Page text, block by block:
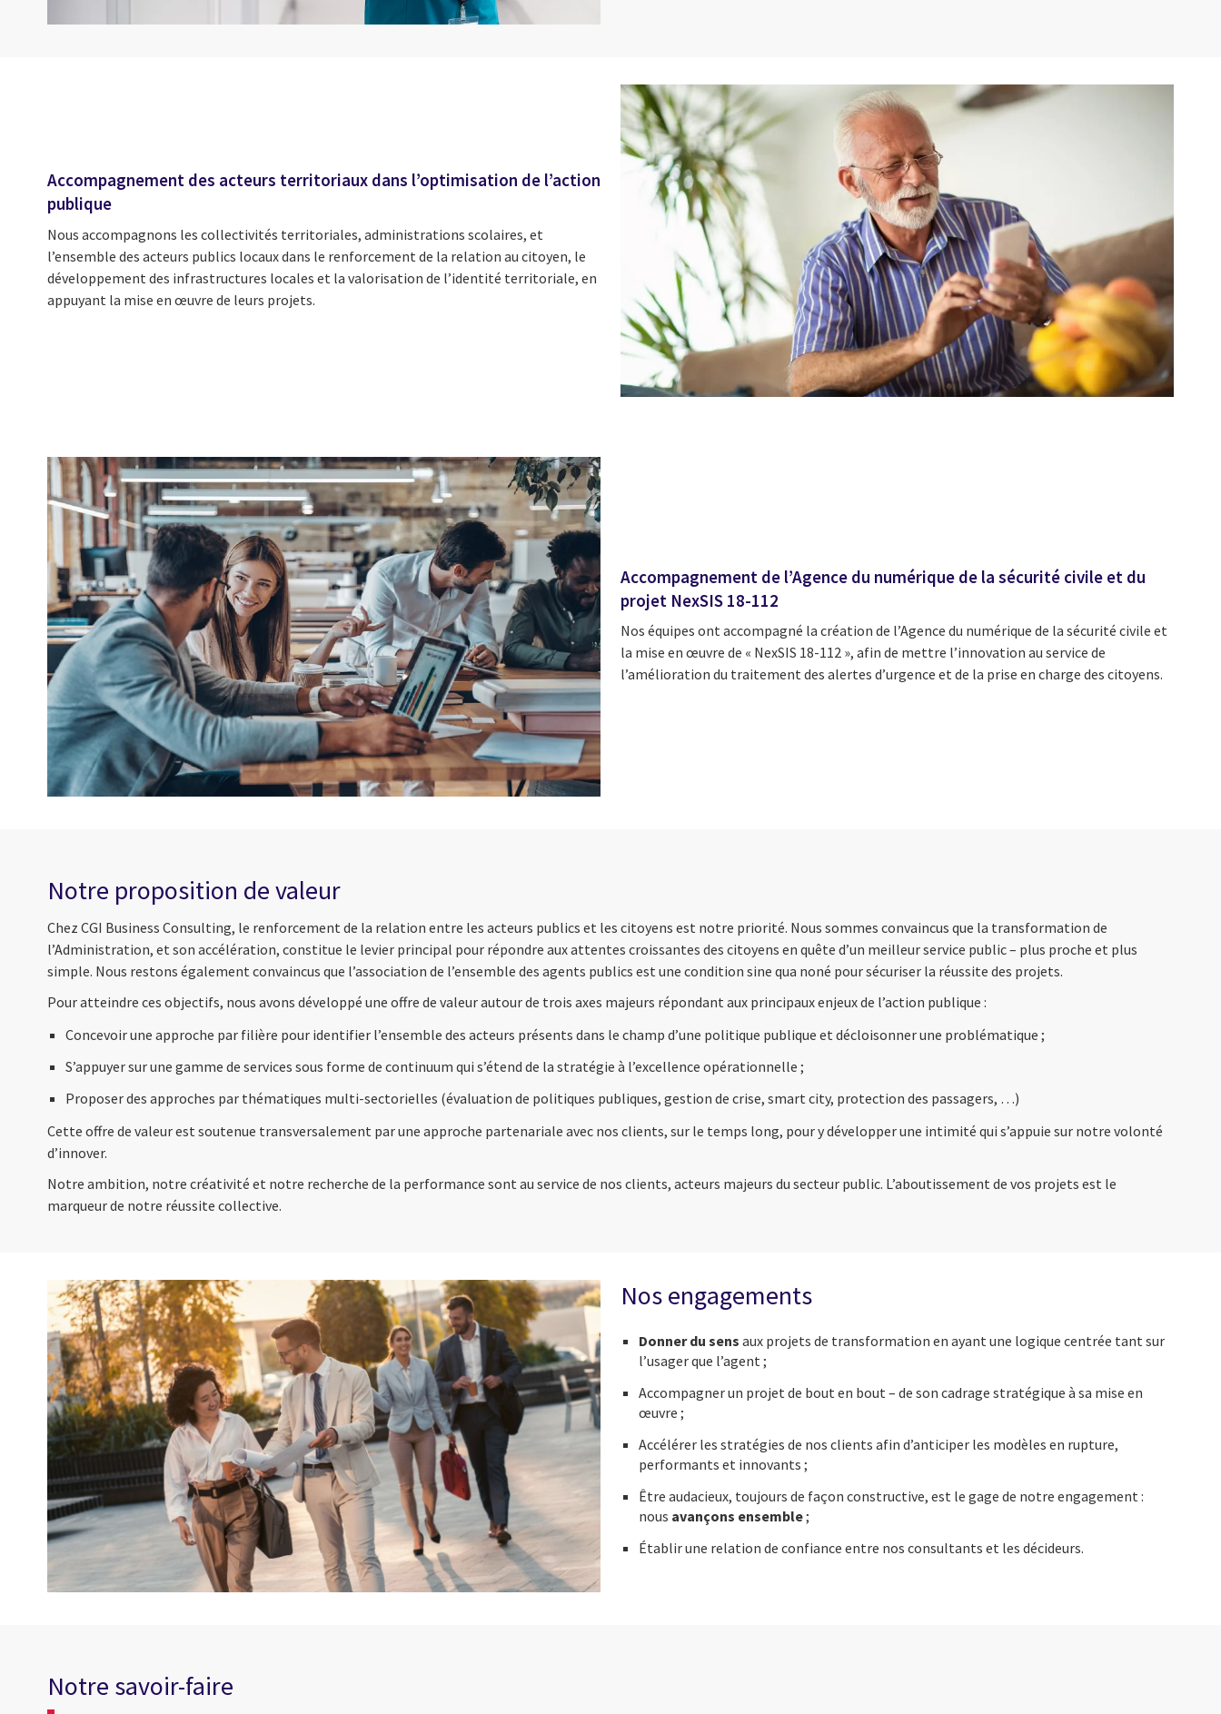
Accompagnement des acteurs territoriaux dans l’optimisation de l’action
publique
Nous accompagnons les collectivités territoriales, administrations scolaires, et
l’ensemble des acteurs publics locaux dans le renforcement de la relation au citoyen, le
développement des infrastructures locales et la valorisation de l’identité territoriale, en
appuyant la mise en œuvre de leurs projets.
Accompagnement de l’Agence du numérique de la sécurité civile et du
projet NexSIS 18-112
Nos équipes ont accompagné la création de l’Agence du numérique de la sécurité civile et
la mise en œuvre de « NexSIS 18-112 », afin de mettre l’innovation au service de
l’amélioration du traitement des alertes d’urgence et de la prise en charge des citoyens.
Notre proposition de valeur
Chez CGI Business Consulting, le renforcement de la relation entre les acteurs publics et les citoyens est notre priorité. Nous sommes convaincus que la transformation de
l’Administration, et son accélération, constitue le levier principal pour répondre aux attentes croissantes des citoyens en quête d’un meilleur service public – plus proche et plus
simple. Nous restons également convaincus que l’association de l’ensemble des agents publics est une condition sine qua noné pour sécuriser la réussite des projets.
Pour atteindre ces objectifs, nous avons développé une offre de valeur autour de trois axes majeurs répondant aux principaux enjeux de l’action publique :
Concevoir une approche par filière pour identifier l’ensemble des acteurs présents dans le champ d’une politique publique et décloisonner une problématique ;
S’appuyer sur une gamme de services sous forme de continuum qui s’étend de la stratégie à l’excellence opérationnelle ;
Proposer des approches par thématiques multi-sectorielles (évaluation de politiques publiques, gestion de crise, smart city, protection des passagers, …)
Cette offre de valeur est soutenue transversalement par une approche partenariale avec nos clients, sur le temps long, pour y développer une intimité qui s’appuie sur notre volonté
d’innover.
Notre ambition, notre créativité et notre recherche de la performance sont au service de nos clients, acteurs majeurs du secteur public. L’aboutissement de vos projets est le
marqueur de notre réussite collective.
Nos engagements
Donner du sens aux projets de transformation en ayant une logique centrée tant sur
l’usager que l’agent ;
Accompagner un projet de bout en bout – de son cadrage stratégique à sa mise en
œuvre ;
Accélérer les stratégies de nos clients afin d’anticiper les modèles en rupture,
performants et innovants ;
Être audacieux, toujours de façon constructive, est le gage de notre engagement :
nous avançons ensemble;
Établir une relation de confiance entre nos consultants et les décideurs.
Notre savoir-faire